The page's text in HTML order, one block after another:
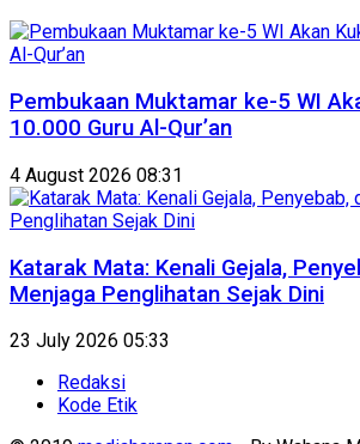
Pembukaan Muktamar ke-5 WI
10.000 Guru Al-Qur’an
4 August 2026 08:31
Katarak Mata: Kenali Gejala,
Menjaga Penglihatan Sejak Dini
23 July 2026 05:33
Redaksi
Kode Etik